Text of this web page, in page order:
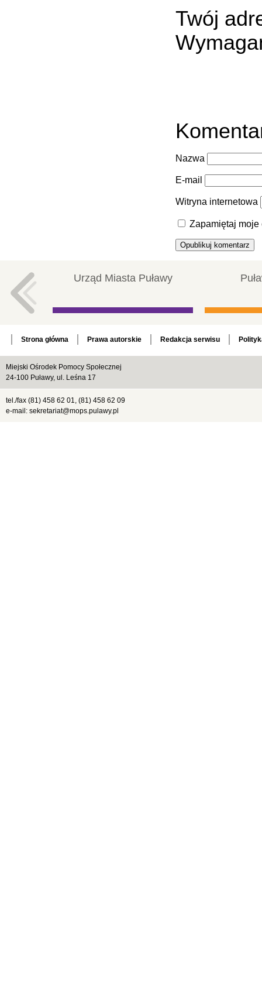
Twój
Nazwa
E-mail
Witryna internetowa
Zapamiętaj moje
Urząd Miasta Puławy
Strona główna Prawa autorskie Redakcja serwisu
Miejski Ośrodek Pomocy Społecznej
24-100 Puławy, ul. Leśna 17
tel./fax (81) 458 62 01, (81) 458 62 09
e-mail: sekretariat@mops.pulawy.pl